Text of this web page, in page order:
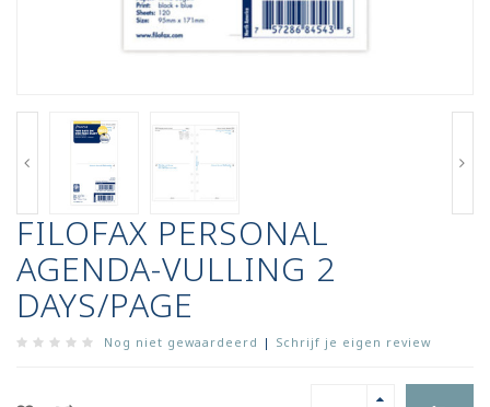
FILOFAX PERSONAL
AGENDA-VULLING 2
DAYS/PAGE
Nog niet gewaardeerd | Schrijf je eigen review